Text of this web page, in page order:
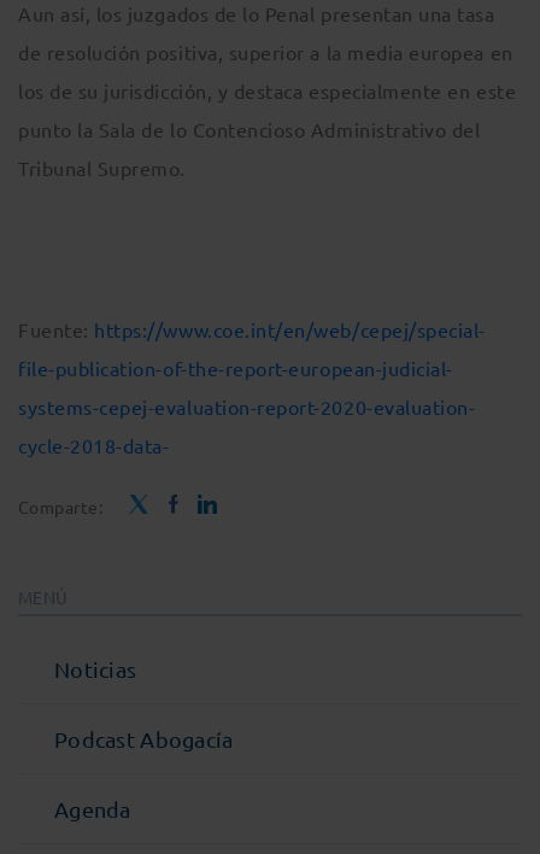
Aun así, los juzgados de lo Penal presentan una tasa
de resolución positiva, superior a la media europea en
los de su jurisdicción, y destaca especialmente en este
punto la Sala de lo Contencioso Administrativo del
Tribunal Supremo.
Fuente: https://www.coe.int/en/web/cepej/special-
file-publication-of-the-report-european-judicial-
systems-cepej-evaluation-report-2020-evaluation-
cycle-2018-data-
Comparte:
MENÚ
Noticias
Podcast Abogacía
Agenda